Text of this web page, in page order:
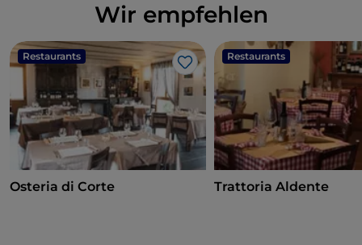
Wir empfehlen
Restaurants
Like
Osteria di Corte
Restaurants
Trattoria Aldente